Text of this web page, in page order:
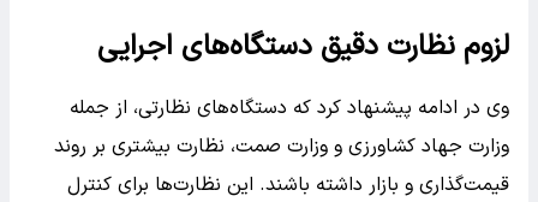
لزوم نظارت دقیق دستگاه‌های اجرایی
وی در ادامه پیشنهاد کرد که دستگاه‌های نظارتی، از جمله
وزارت جهاد کشاورزی و وزارت صمت، نظارت بیشتری بر روند
قیمت‌گذاری و بازار داشته باشند. این نظارت‌ها برای کنترل